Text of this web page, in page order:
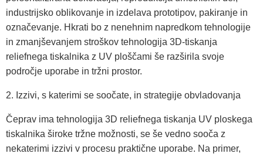
industrijsko oblikovanje in izdelava prototipov, pakiranje in
označevanje. Hkrati bo z nenehnim napredkom tehnologije
in zmanjševanjem stroškov tehnologija 3D-tiskanja
reliefnega tiskalnika z UV ploščami še razširila svoje
področje uporabe in tržni prostor.
2. Izzivi, s katerimi se soočate, in strategije obvladovanja
Čeprav ima tehnologija 3D reliefnega tiskanja UV ploskega
tiskalnika široke tržne možnosti, se še vedno sooča z
nekaterimi izzivi v procesu praktične uporabe. Na primer,